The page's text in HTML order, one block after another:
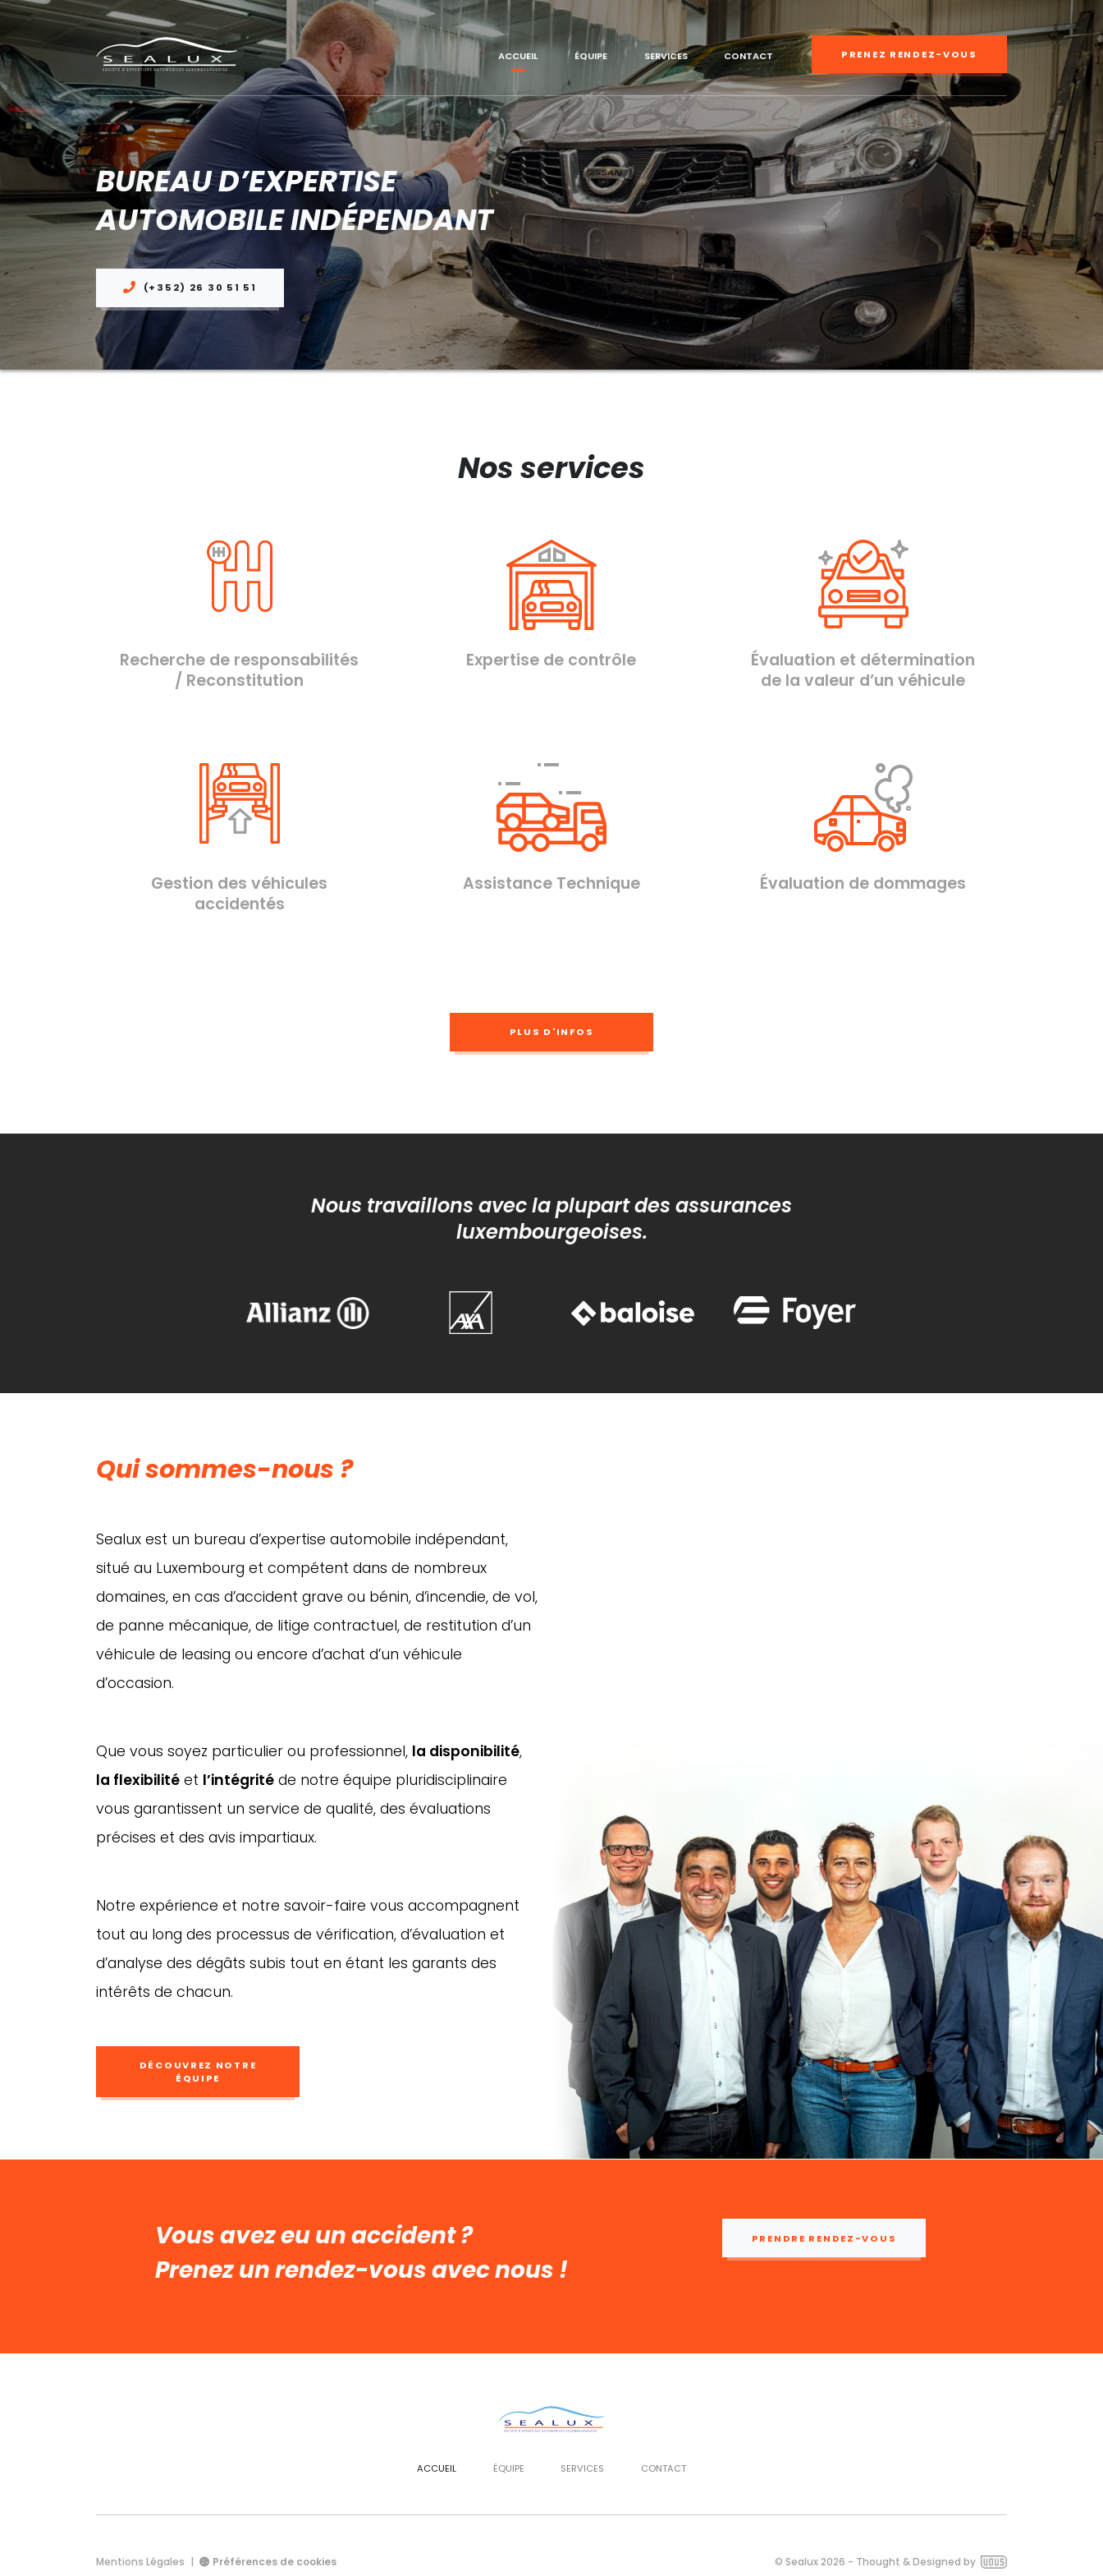
ACCUEIL ÉQUIPE SERVICES CONTACT PRENEZ RENDEZ-VOUS
BUREAU D’EXPERTISE
AUTOMOBILE INDÉPENDANT
(+352) 26 30 51 51
Nos services
Recherche de responsabilités
/ Reconstitution
Expertise de contrôle
Évaluation et détermination
de la valeur d’un véhicule
Gestion des véhicules
accidentés
Assistance Technique Évaluation de dommages
PLUS D'INFOS
Nous travaillons avec la plupart des assurances
luxembourgeoises.
Qui sommes-nous ?
Sealux est un bureau d’expertise automobile indépendant,
situé au Luxembourg et compétent dans de nombreux
domaines, en cas d’accident grave ou bénin, d’incendie, de vol,
de panne mécanique, de litige contractuel, de restitution d’un
véhicule de leasing ou encore d’achat d’un véhicule
d’occasion.
Que vous soyez particulier ou professionnel, la disponibilité,
la flexibilité et l’intégrité de notre équipe pluridisciplinaire
vous garantissent un service de qualité, des évaluations
précises et des avis impartiaux.
Notre expérience et notre savoir-faire vous accompagnent
tout au long des processus de vérification, d’évaluation et
d’analyse des dégâts subis tout en étant les garants des
intérêts de chacun.
DÉCOUVREZ NOTRE
ÉQUIPE
Vous avez eu un accident ?
Prenez un rendez-vous avec nous !
PRENDRE RENDEZ-VOUS
ACCUEIL ÉQUIPE SERVICES CONTACT
Mentions Légales | Préférences de cookies © Sealux 2026 - Thought & Designed by